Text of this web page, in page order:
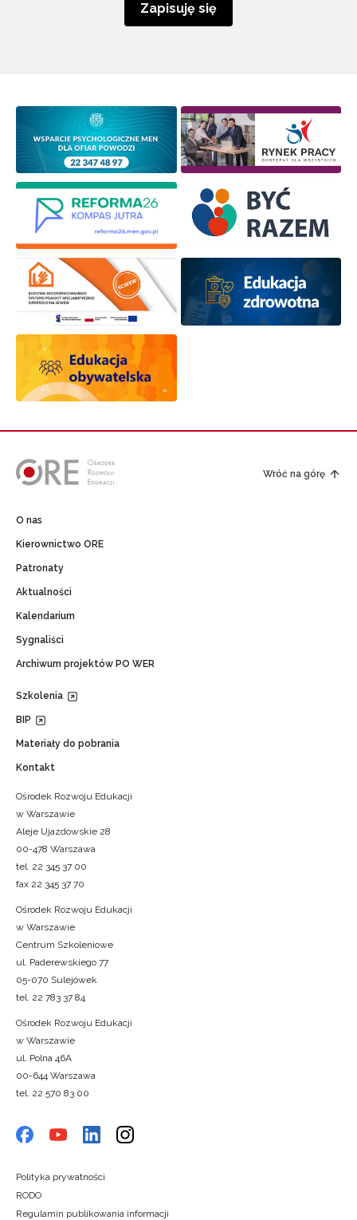
Zapisuję się
Wróć na górę
O nas
Kierownictwo ORE
Patronaty
Aktualności
Kalendarium
Sygnaliści
Archiwum projektów PO WER
Szkolenia
BIP
Materiały do pobrania
Kontakt
Ośrodek Rozwoju Edukacji
w Warszawie
Aleje Ujazdowskie 28
00-478 Warszawa
tel. 22 345 37 00
fax 22 345 37 70
Ośrodek Rozwoju Edukacji
w Warszawie
Centrum Szkoleniowe
ul. Paderewskiego 77
05-070 Sulejówek
tel. 22 783 37 84
Ośrodek Rozwoju Edukacji
w Warszawie
ul. Polna 46A
00-644 Warszawa
tel. 22 570 83 00
Polityka prywatności
RODO
Regulamin publikowania informacji